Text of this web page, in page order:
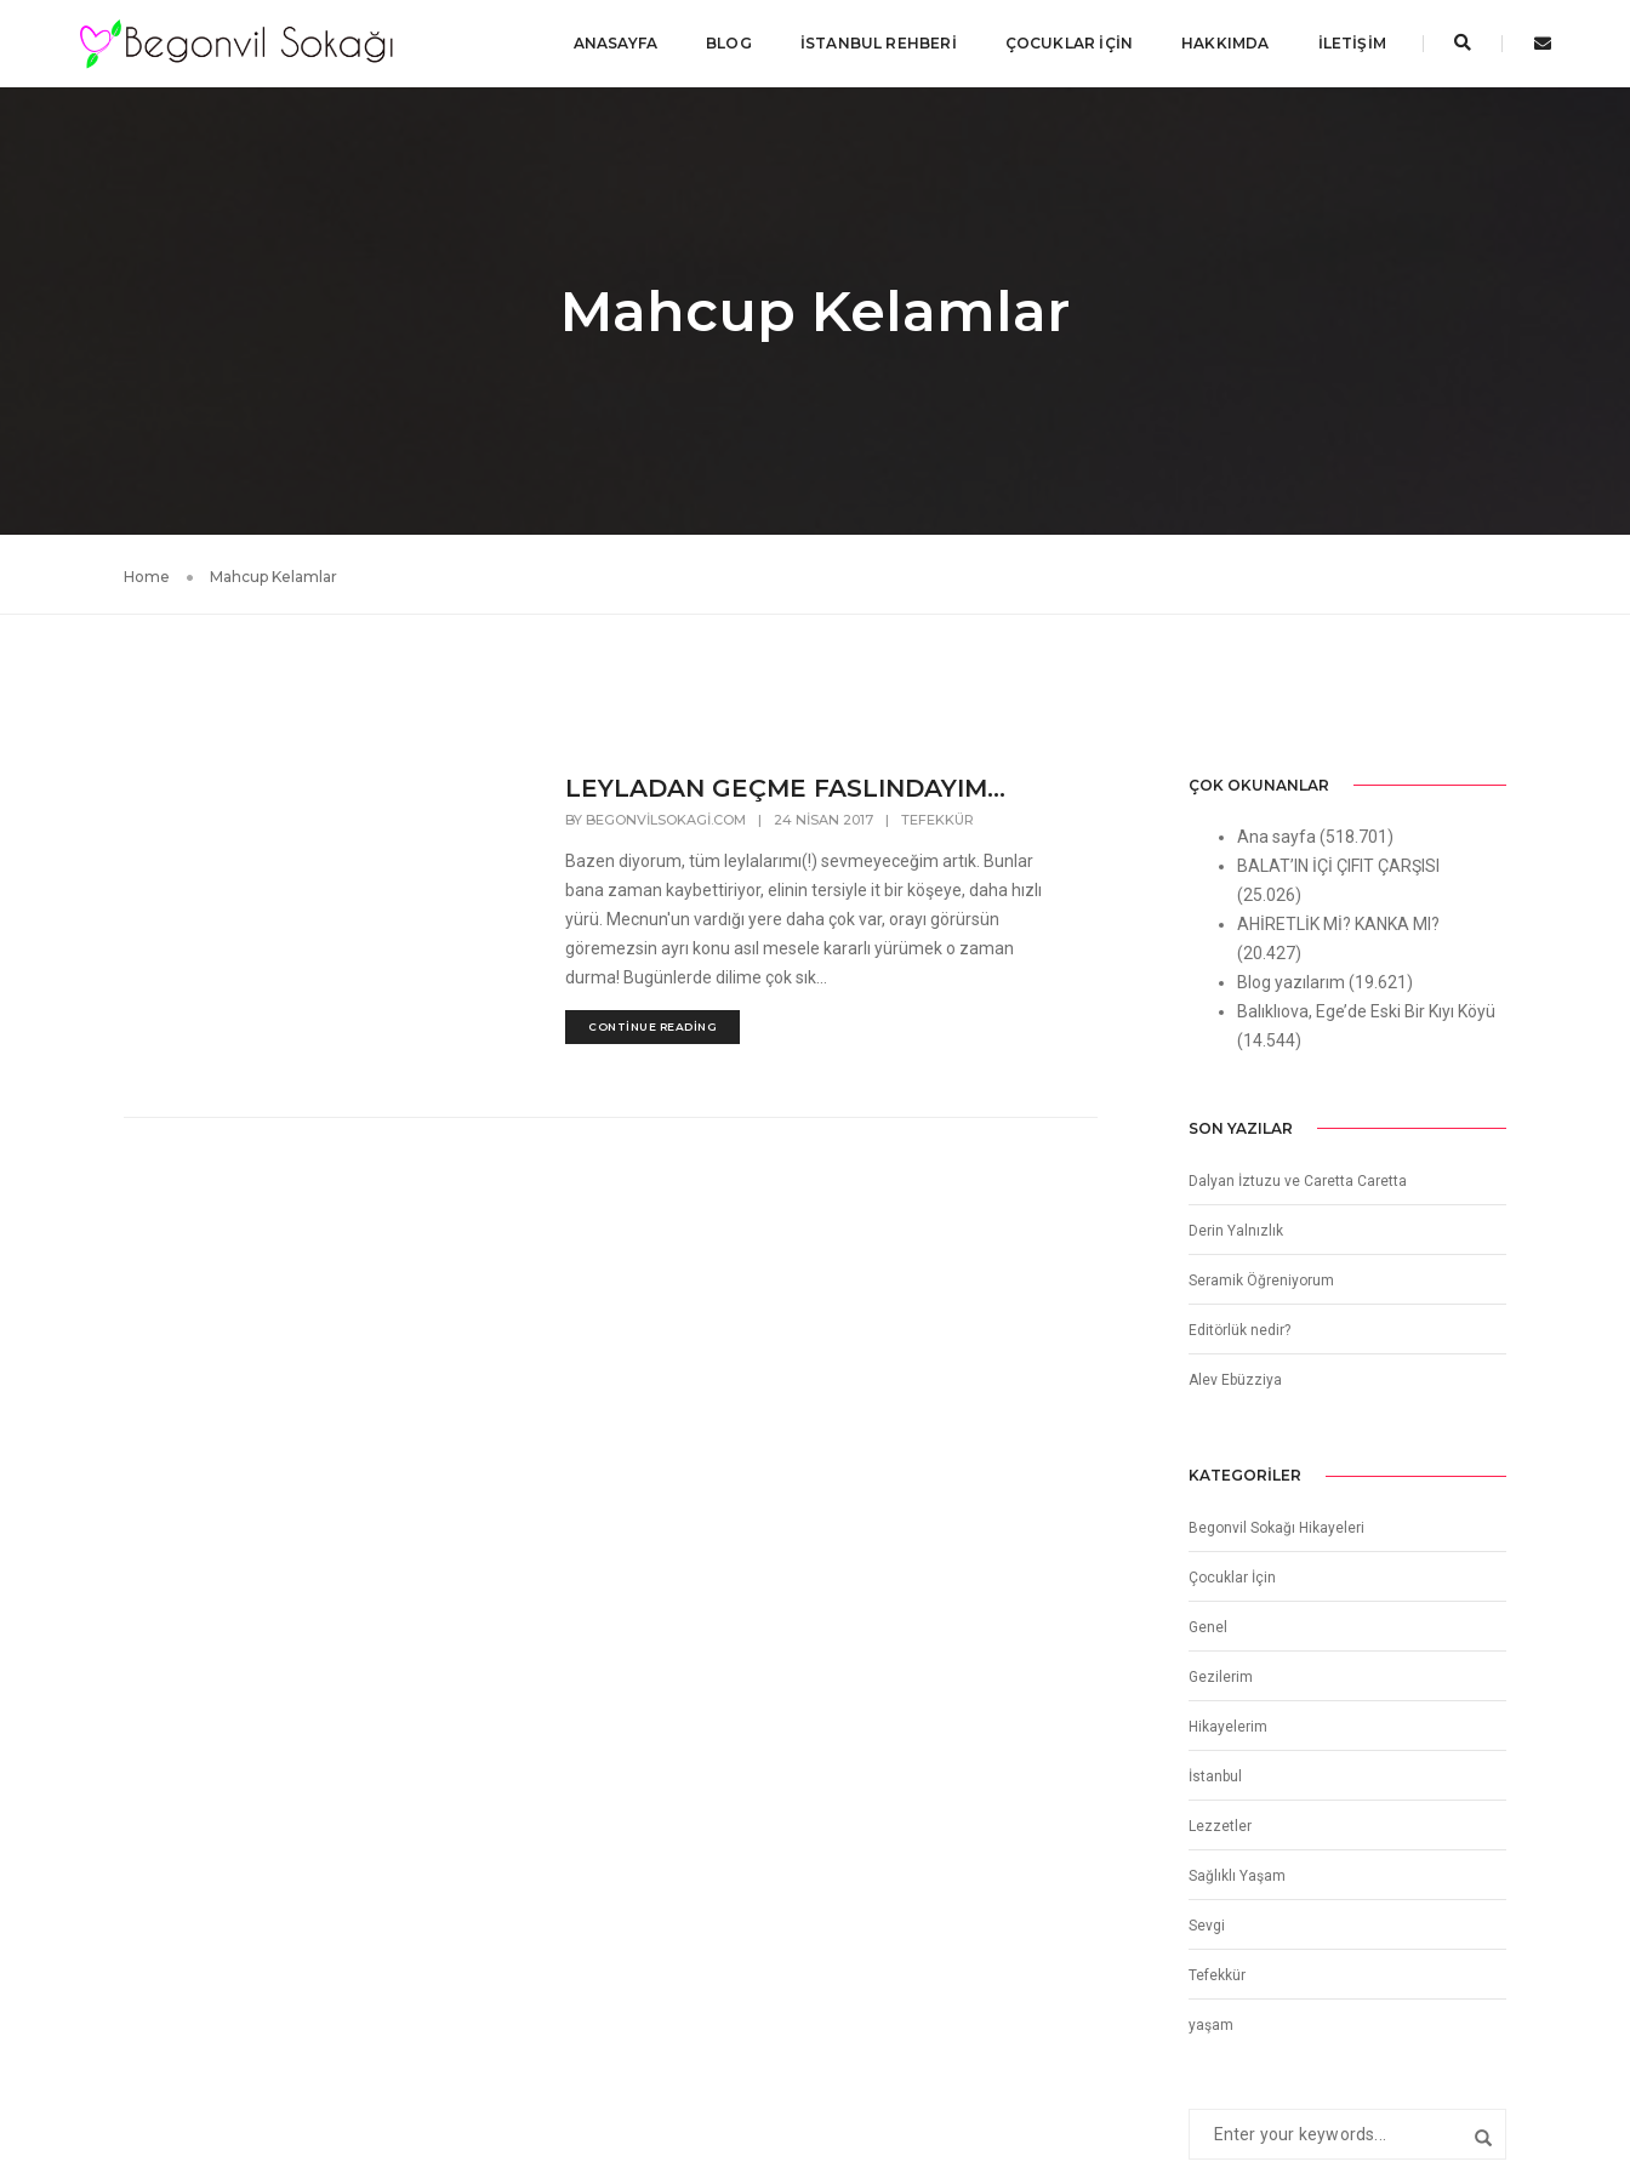
ANASAYFA BLOG İSTANBUL REHBERI ÇOCUKLAR İÇIN HAKKIMDA İLETIŞIM
Mahcup Kelamlar
Home Mahcup Kelamlar
LEYLADAN GEÇME FASLINDAYIM…
BY BEGONVILSOKAGI.COM | 24 NISAN 2017 | TEFEKKÜR
Bazen diyorum, tüm leylalarımı(!) sevmeyeceğim artık. Bunlar
bana zaman kaybettiriyor, elinin tersiyle it bir köşeye, daha hızlı
yürü. Mecnun'un vardığı yere daha çok var, orayı görürsün
göremezsin ayrı konu asıl mesele kararlı yürümek o zaman
durma! Bugünlerde dilime çok sık...
CONTINUE READING
ÇOK OKUNANLAR
Ana sayfa (518.701)
BALAT’IN İÇİ ÇIFIT ÇARŞISI
(25.026)
AHİRETLİK Mİ? KANKA MI?
(20.427)
Blog yazılarım (19.621)
Balıklıova, Ege’de Eski Bir Kıyı Köyü
(14.544)
SON YAZILAR
Dalyan İztuzu ve Caretta Caretta
Derin Yalnızlık
Seramik Öğreniyorum
Editörlük nedir?
Alev Ebüzziya
KATEGORILER
Begonvil Sokağı Hikayeleri
Çocuklar İçin
Genel
Gezilerim
Hikayelerim
İstanbul
Lezzetler
Sağlıklı Yaşam
Sevgi
Tefekkür
yaşam